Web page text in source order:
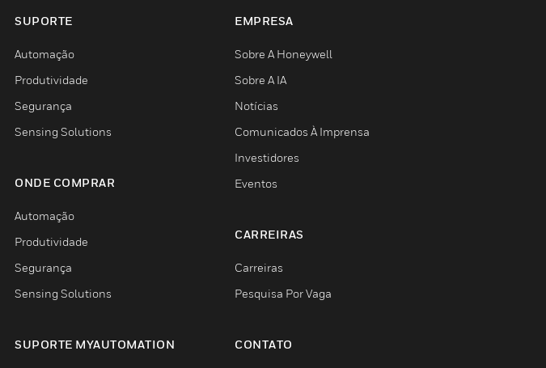
SUPORTE
Automação
Produtividade
Segurança
Sensing Solutions
ONDE COMPRAR
Automação
Produtividade
Segurança
Sensing Solutions
SUPORTE MYAUTOMATION
EMPRESA
Sobre A Honeywell
Sobre A IA
Notícias
Comunicados À Imprensa
Investidores
Eventos
CARREIRAS
Carreiras
Pesquisa Por Vaga
CONTATO